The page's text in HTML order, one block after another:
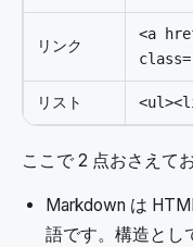
リンク
<a
リスト
ここで 2 点おさえて
Markdown は
語です。構造とし